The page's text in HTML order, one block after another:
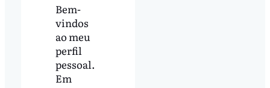
Bem-
vindos
ao meu
perfil
pessoal.
Em